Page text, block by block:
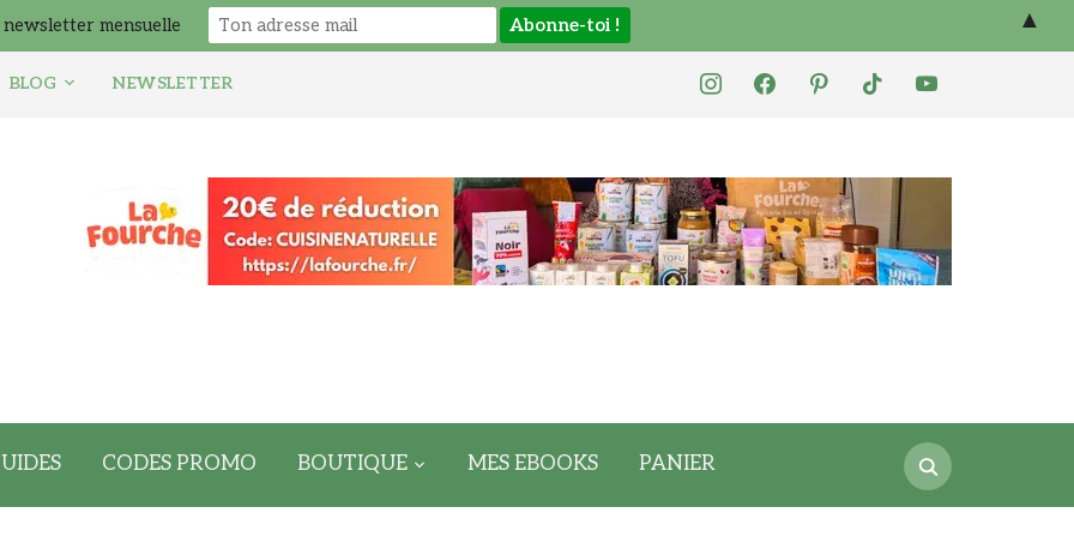
instagramfacebookpinteresttiktok youtube
BLOG NEWSLETTER
Search
for:
CODES PROMO BOUTIQUE MES EBOOKS PANIER
newsletter mensuelle ▲